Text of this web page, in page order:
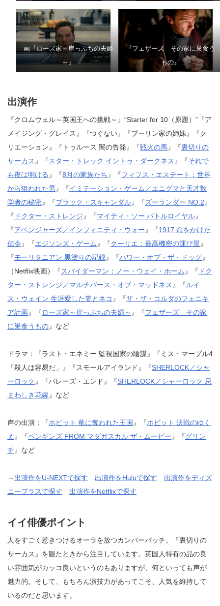
画『ローズ家～崖っぷちの夫婦
～』
『フェザーズ その家に巣食う
もの』
出演作
『クロムウェル～英国王への挑戦～』“Starter for 10（原題）”『ア
メイジング・グレイス』『つぐない』『ブーリン家の姉妹』『ク
リエーション』『トゥルース 闇の告発』『戦火の馬』『裏切りの
サーカス 』『スター・トレック イントゥ・ダークネス 』『それで
も夜は明ける 』『8月の家族たち』『フィフス・エステート：世界
から狙われた男 』『イミテーション・ゲーム／エニグマと天才数
学者の秘密』『ブラック・スキャンダル』『ズーランダー NO.2』
『 ドクター・ストレンジ』『マイティ・ソー バトルロイヤル』
『アベンジャーズ／インフィニティ・ウォー』『1917 命をかけた
伝令』『エジソンズ・ゲーム』『クーリエ：最高機密の運び屋』
『モーリタニアン 黒塗りの記録』『パワー・オブ・ザ・ドッグ』
（Netflix映画）『スパイダーマン：ノー・ウェイ・ホーム』『 ドク
ター・ストレンジ／マルチバース・オブ・マッドネス 』『ルイ
ス・ウェイン 生涯愛した妻とネコ 』『ザ・ザ・コルダのフェニキ
ア計画』『ローズ家～崖っぷちの夫婦～ 』『フェザーズ その家
に巣食うもの』など
ドラマ：『ラスト・エネミー 監視国家の陰謀』『ミス・マープル4
「殺人は容易だ」』『スモールアイランド』『SHERLOCK／シャ
ーロック 』『パレーズ・エンド』『SHERLOCK／シャーロック 忌
まわしき花嫁』など
声の出演：『ホビット 竜に奪われた王国 』『ホビット 決戦のゆく
え 』『ペンギンズ FROM マダガスカル ザ・ムービー』『グリン
チ』など
→ 出演作をU-NEXTで探す 出演作をHuluで探す
出演作をディズ
ニープラスで探す
出演作をNetflixで探す
イイ俳優ポイント
人をすごく惹きつけるオーラを放つカンバーバッチ。『裏切りの
サーカス』を観たときから注目しています。英国人特有の品の良
い雰囲気がカッコ良いというのもありますが、何といっても声が
魅力的。そして、もちろん演技力があってこそ、人気を維持して
いるのだと思います。